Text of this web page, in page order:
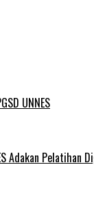
UNNES
Adakan Pelatihan